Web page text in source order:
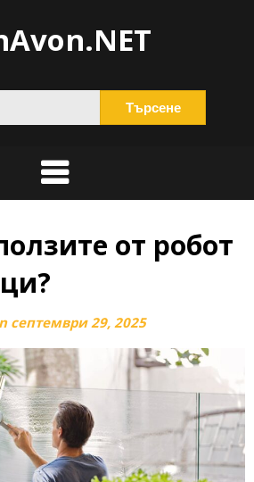
за:
от робот
септември 29, 2025